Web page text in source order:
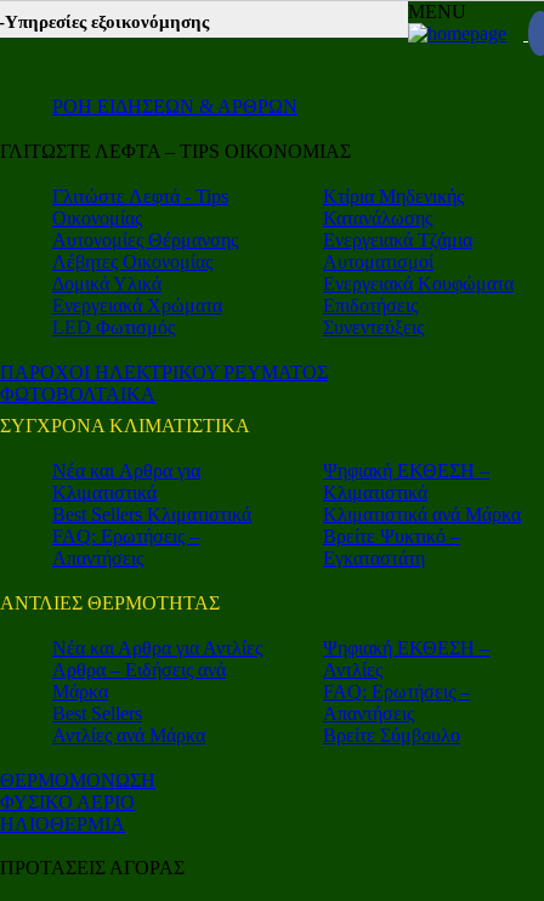
εξοικονόμησης |Β2Β νέα | Mototriti.gr |
MENU
ΡΟΗ ΕΙΔΗΣΕΩΝ & ΑΡΘΡΩΝ
ΓΛΙΤΩΣΤΕ ΛΕΦΤΑ – TIPS ΟΙΚΟΝΟΜΙΑΣ
Γλιτώστε Λεφτά - Tips
Οικονομίας
Αυτονομίες Θέρμανσης
Λέβητες Οικονομίας
Δομικά Υλικά
Ενεργειακά Χρώματα
LED Φωτισμός
Κτίρια Μηδενικής
Κατανάλωσης
Ενεργειακά Τζάμια
Αυτοματισμοί
Ενεργειακά Κουφώματα
Επιδοτήσεις
Συνεντεύξεις
ΠΑΡΟΧΟΙ ΗΛΕΚΤΡΙΚΟΥ ΡΕΥΜΑΤΟΣ
ΦΩΤΟΒΟΛΤΑΙΚΑ
ΣΥΓΧΡΟΝΑ ΚΛΙΜΑΤΙΣΤΙΚΑ
Νέα και Aρθρα για
Κλιματιστικά
Best Sellers Κλιματιστικά
FAQ: Ερωτήσεις –
Απαντήσεις
Ψηφιακή ΕΚΘΕΣΗ –
Κλιματιστικά
Κλιματιστικά ανά Μάρκα
Βρείτε Ψυκτικό –
Εγκαταστάτη
ΑΝΤΛΙΕΣ ΘΕΡΜΟΤΗΤΑΣ
Nέα και Αρθρα για Αντλίες
Αρθρα – Ειδήσεις ανά
Μάρκα
Best Sellers
Αντλίες ανά Μάρκα
Ψηφιακή ΕΚΘΕΣΗ –
Αντλίες
FAQ: Ερωτήσεις –
Απαντήσεις
Βρείτε Σύμβουλο
ΘΕΡΜΟΜΟΝΩΣΗ
ΦΥΣΙΚΟ ΑΕΡΙΟ
ΗΛΙΟΘΕΡΜΙΑ
ΠΡΟΤΑΣΕΙΣ ΑΓΟΡΑΣ